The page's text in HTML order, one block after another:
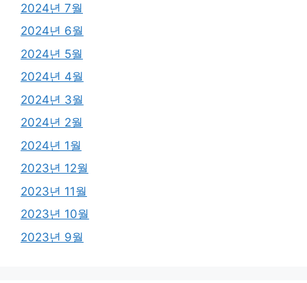
2024년 7월
2024년 6월
2024년 5월
2024년 4월
2024년 3월
2024년 2월
2024년 1월
2023년 12월
2023년 11월
2023년 10월
2023년 9월